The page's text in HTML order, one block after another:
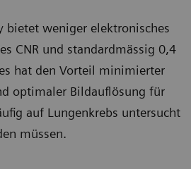
bietet weniger elektronisches
CNR und standardmässig 0,4
hat den Vorteil minimierter
optimaler Bildauflösung für
auf Lungenkrebs untersucht
müssen.